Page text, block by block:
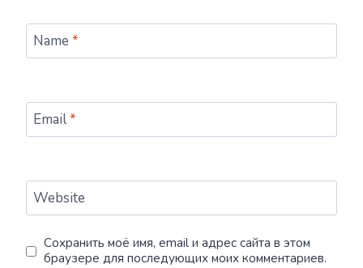
Name *
Email*
Website
Сохранить моё имя, email и адрес сайта в этом
браузере для последующих моих комментариев.